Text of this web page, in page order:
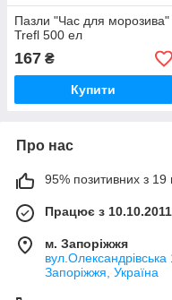
Пазли "Час для морозива"
Trefl 500 ел
167 ₴
Купити
Про нас
95% позитивних з 19
Працює з 10.10.2011
м. Запоріжжя
Запоріжжя, Україна